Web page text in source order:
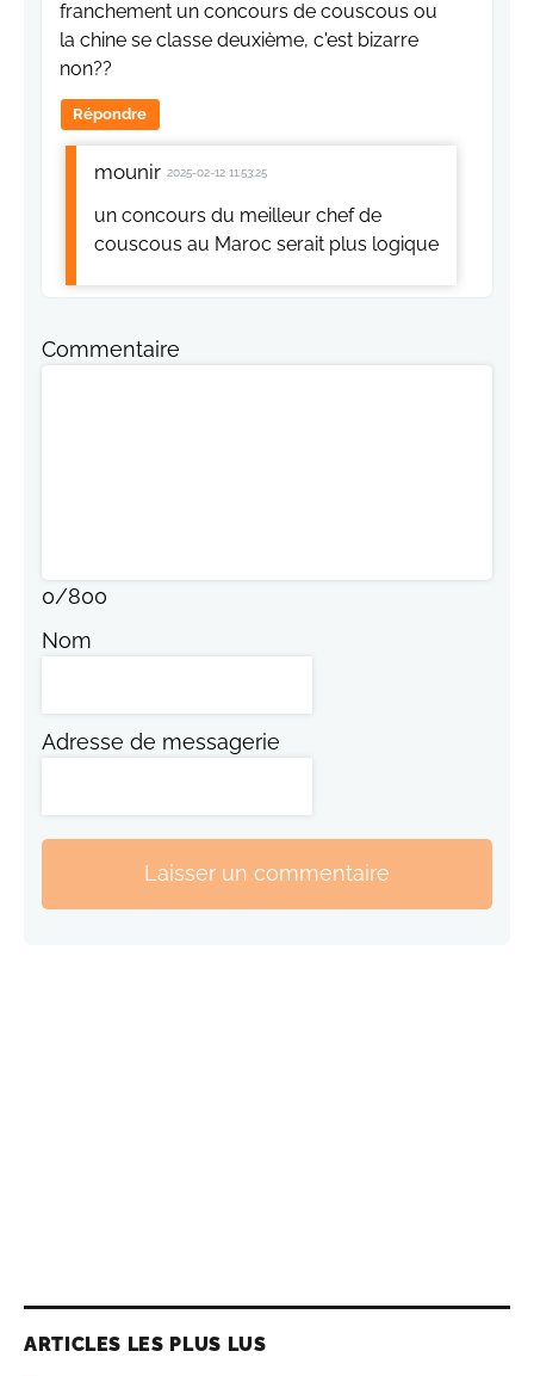
franchement un concours de couscous ou
la chine se classe deuxième, c'est bizarre
non??
Répondre
mounir 2025-02-12 11:53:25
un concours du meilleur chef de
couscous au Maroc serait plus logique
Commentaire
0/800
Nom
Adresse de messagerie
Laisser un commentaire
ARTICLES LES PLUS LUS